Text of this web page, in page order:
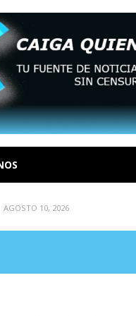
10, 2026
El... AGOSTO 10, 2026
AGOSTO 10, 2026
10, 2026
AGOSTO 10, 2026